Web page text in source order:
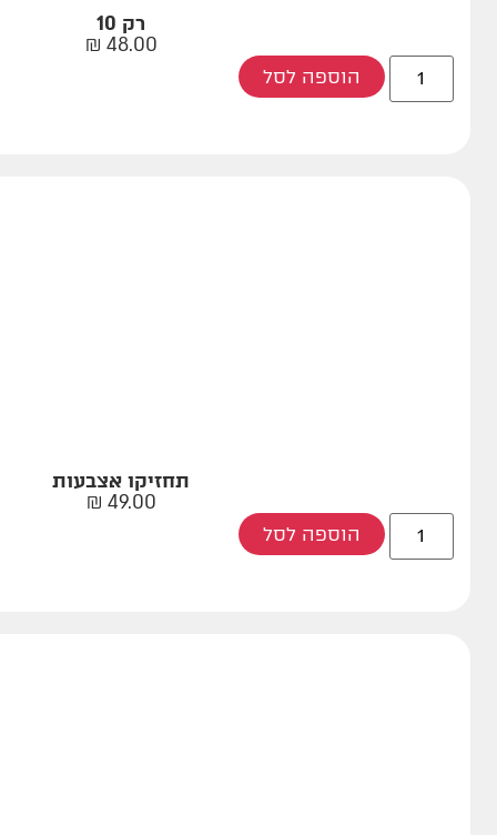
רק 10
48.00
₪
הוספה לסל
תחזיקו אצבעות
49.00
₪
הוספה לסל